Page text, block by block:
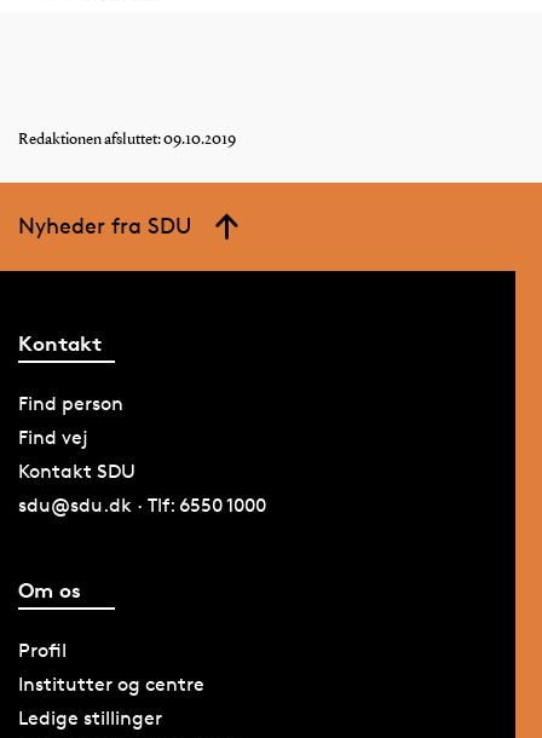
Redaktionen afsluttet: 09.10.2019
Nyheder fra SDU
Kontakt
Find person
Find vej
Kontakt SDU
sdu@sdu.dk · Tlf: 6550 1000
Om os
Profil
Institutter og centre
Ledige stillinger